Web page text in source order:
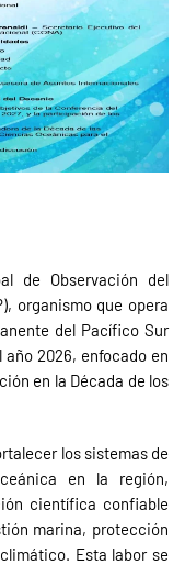
de Observación del
organismo que opera
del Pacífico Sur
año 2026, enfocado en
en la Década de los
los sistemas de
en la región,
científica confiable
marina, protección
Esta labor se